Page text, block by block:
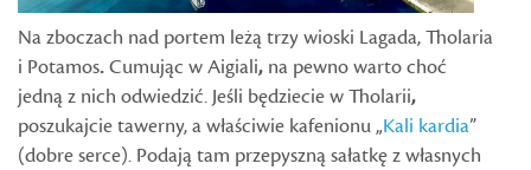
Na zboczach nad portem leżą trzy wioski Lagada, Tholaria
i Potamos.Cumując w Aigiali, na pewno warto choć
jedną z nich odwiedzić. Jeśli będziecie w Tholarii,
poszukajcie tawerny, a właściwie kafenionu „Kali kardia”
(dobre serce). Podają tam przepyszną sałatkę z własnych